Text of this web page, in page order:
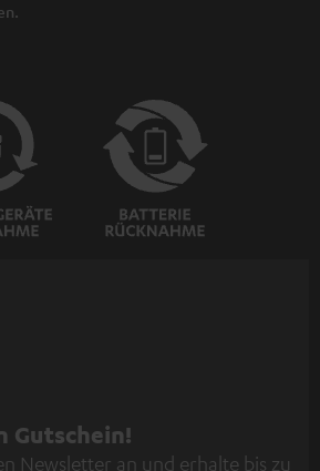
Gutschein!
Newsletter an und erhalte bis zu